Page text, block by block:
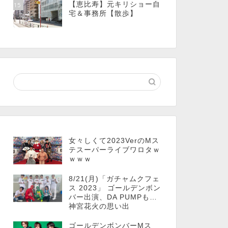
15
【恵比寿】元キリショー自
宅＆事務所【散歩】
女々しくて2023VerのMス
テスーパーライブワロタｗ
ｗｗｗ
8/21(月)「ガチャムクフェ
ス 2023」 ゴールデンボン
バー出演、DA PUMPも…
神宮花火の思い出
ゴールデンボンバーMス